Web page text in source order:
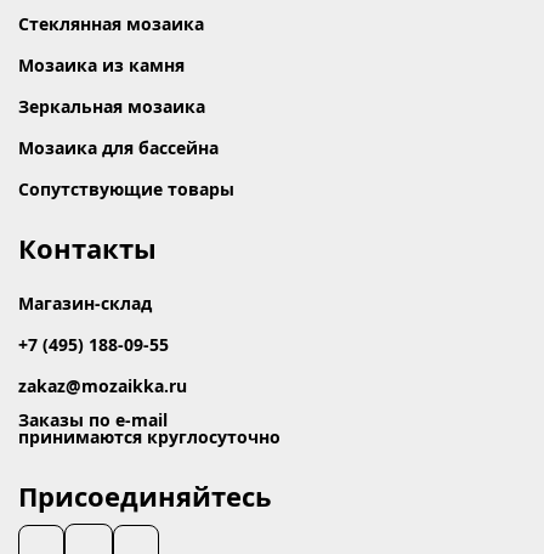
Стеклянная мозаика
Мозаика из камня
Зеркальная мозаика
Мозаика для бассейна
Сопутствующие товары
Контакты
Магазин-склад
+7 (495) 188-09-55
zakaz@mozaikka.ru
Заказы по e-mail
принимаются круглосуточно
Присоединяйтесь